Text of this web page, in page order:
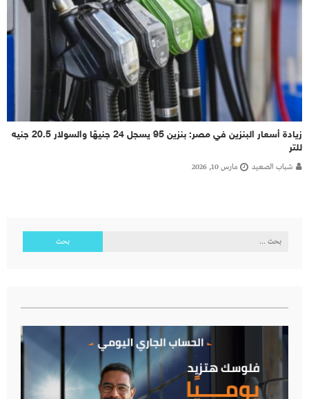
زيادة أسعار البنزين في مصر: بنزين 95 يسجل 24 جنيهًا والسولار 20.5 جنيه
للتر
شباب الصعيد مارس 10, 2026
البحث